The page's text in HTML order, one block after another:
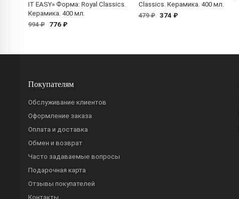
IT EASY» Форма: Royal Classics.
Керамика. 400 мл.
994 ₽
776 ₽
Classics. Керамика. 400 мл.
479 ₽ 374 ₽
Покупателям
Обслуживание клиентов
Оформление заказа
Оплата и доставка
Обмен и возврат
Часто задаваемые вопросы
Подарочная карта
Отзывы покупателей
Контакты